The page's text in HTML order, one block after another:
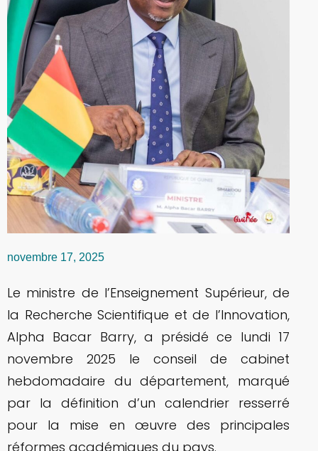
novembre 17, 2025
Le ministre de l’Enseignement Supérieur, de
la Recherche Scientifique et de l’Innovation,
Alpha Bacar Barry, a présidé ce lundi 17
novembre 2025 le conseil de cabinet
hebdomadaire du département, marqué
par la définition d’un calendrier resserré
pour la mise en œuvre des principales
réformes académiques du pays.